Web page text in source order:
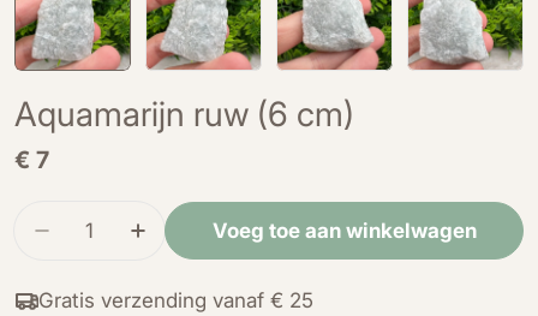
Aquamarijn ruw (6 cm)
Normale
€ 7
Hoeveelheid
Verminder de hoeveelheid voor Aquamarijn
Verhoog de hoeveelheid voor
Voeg toe aan winkelwagen
Gratis verzending vanaf € 25